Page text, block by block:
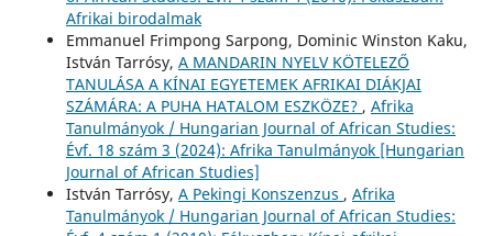
Afrikai birodalmak
Emmanuel Frimpong Sarpong, Dominic Winston Kaku,
István Tarrósy, A MANDARIN NYELV KÖTELEZŐ
TANULÁSA A KÍNAI EGYETEMEK AFRIKAI DIÁKJAI
SZÁMÁRA: A PUHA HATALOM ESZKÖZE? , Afrika
Tanulmányok / Hungarian Journal of African Studies:
Évf. 18 szám 3 (2024): Afrika Tanulmányok [Hungarian
Journal of African Studies]
István Tarrósy, A Pekingi Konszenzus , Afrika
Tanulmányok / Hungarian Journal of African Studies: